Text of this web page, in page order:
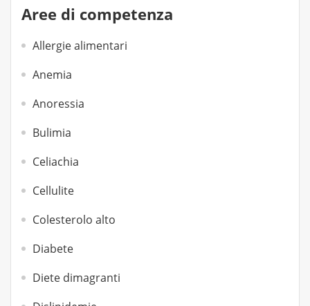
Aree di competenza
Allergie alimentari
Anemia
Anoressia
Bulimia
Celiachia
Cellulite
Colesterolo alto
Diabete
Diete dimagranti